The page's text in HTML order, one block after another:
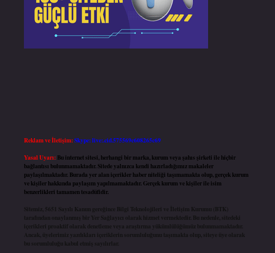
Reklam ve İletişim:Skype: live:.cid.575569c608265c69
Yasal Uyarı: Bu internet sitesi, herhangi bir marka, kurum veya şahıs şirketi ile hiçbir
bağlantısı bulunmamaktadır. Sitede yalnızca kendi hazırladığımız makaleler
paylaşılmaktadır. Burada yer alan içerikler haber niteliği taşımamakta olup, gerçek kurum
ve kişiler hakkında paylaşım yapılmamaktadır. Gerçek kurum ve kişiler ile isim
benzerlikleri tamamen tesadüfidir.
Sitemiz, 5651 Sayılı Kanun gereğince Bilgi Teknolojileri ve İletişim Kurumu (BTK)
tarafından onaylanmış bir Yer Sağlayıcı olarak hizmet vermektedir. Bu nedenle, sitedeki
içerikleri proaktif olarak denetleme veya araştırma yükümlülüğümüz bulunmamaktadır.
Ancak, üyelerimiz yazdıkları içeriklerin sorumluluğunu taşımakta olup, siteye üye olarak
bu sorumluluğu kabul etmiş sayılırlar.